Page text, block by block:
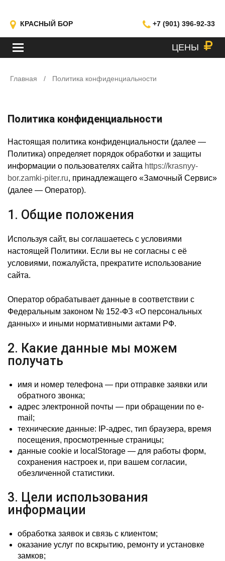
КРАСНЫЙ БОР +7 (901) 396-92-33
МЕНЮ ЦЕНЫ
Главная / Политика конфиденциальности
Политика конфиденциальности
Настоящая политика конфиденциальности (далее —
Политика) определяет порядок обработки и защиты
информации о пользователях сайта https://krasnyy-
bor.zamki-piter.ru, принадлежащего «Замочный Сервис»
(далее — Оператор).
1. Общие положения
Используя сайт, вы соглашаетесь с условиями
настоящей Политики. Если вы не согласны с её
условиями, пожалуйста, прекратите использование
сайта.
Оператор обрабатывает данные в соответствии с
Федеральным законом № 152-ФЗ «О персональных
данных» и иными нормативными актами РФ.
2. Какие данные мы можем
получать
имя и номер телефона — при отправке заявки или
обратного звонка;
адрес электронной почты — при обращении по e-
mail;
технические данные: IP-адрес, тип браузера, время
посещения, просмотренные страницы;
данные cookie и localStorage — для работы форм,
сохранения настроек и, при вашем согласии,
обезличенной статистики.
3. Цели использования
информации
обработка заявок и связь с клиентом;
оказание услуг по вскрытию, ремонту и установке
замков;